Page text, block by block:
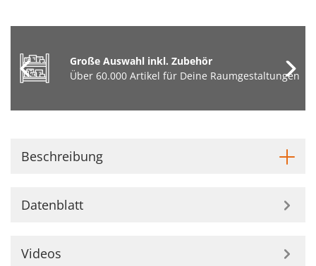
Große Auswahl inkl. Zubehör
Über 60.000 Artikel für Deine Raumgestaltungen
Beschreibung
Datenblatt
Videos